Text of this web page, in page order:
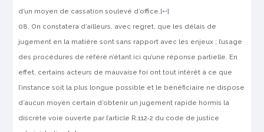
d’un moyen de cassation soulevé d’office.[↩]
On constatera d’ailleurs, avec regret, que les délais de
jugement en la matière sont sans rapport avec les enjeux ; l’usage
des procédures de référé n’étant ici qu’une réponse partielle. En
effet, certains acteurs de mauvaise foi ont tout intérêt à ce que
l’instance soit la plus longue possible et le bénéficiaire ne dispose
d’aucun moyen certain d’obtenir un jugement rapide hormis la
discrète voie ouverte par l’article R.112‑2 du code de justice